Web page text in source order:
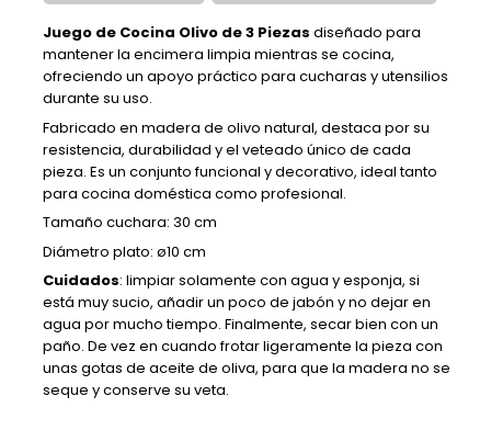
Juego de Cocina Olivo de 3 Piezas diseñado para
mantener la encimera limpia mientras se cocina,
ofreciendo un apoyo práctico para cucharas y utensilios
durante su uso.
Fabricado en madera de olivo natural, destaca por su
resistencia, durabilidad y el veteado único de cada
pieza. Es un conjunto funcional y decorativo, ideal tanto
para cocina doméstica como profesional.
Tamaño cuchara: 30 cm
Diámetro plato: ø10 cm
Cuidados: limpiar solamente con agua y esponja, si
está muy sucio, añadir un poco de jabón y no dejar en
agua por mucho tiempo. Finalmente, secar bien con un
paño. De vez en cuando frotar ligeramente la pieza con
unas gotas de aceite de oliva, para que la madera no se
seque y conserve su veta.